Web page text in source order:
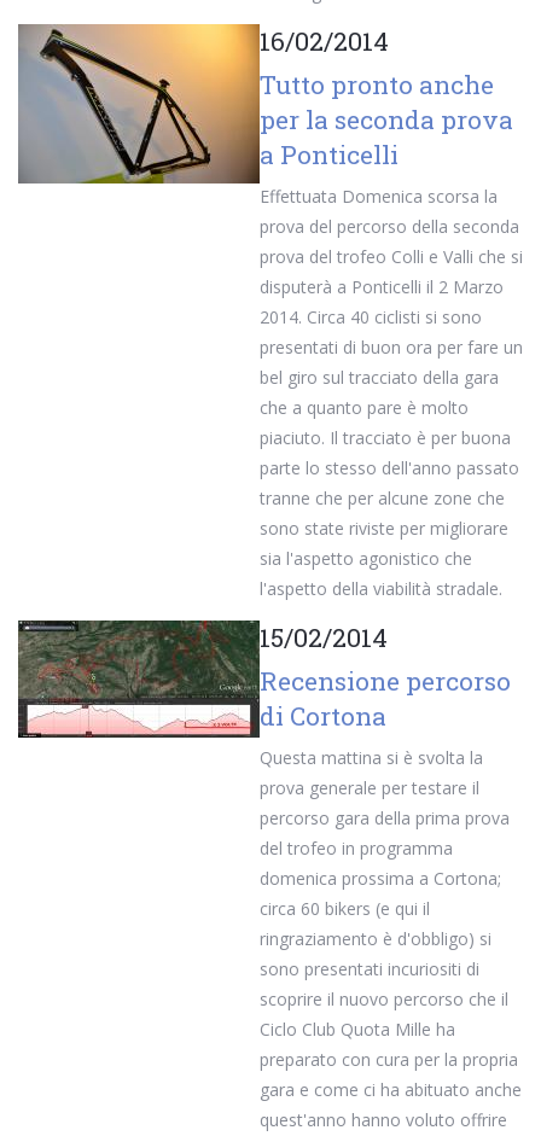
16/02/2014
Tutto pronto anche
per la seconda prova
a Ponticelli
Effettuata Domenica scorsa la
prova del percorso della seconda
prova del trofeo Colli e Valli che si
disputerà a Ponticelli il 2 Marzo
2014. Circa 40 ciclisti si sono
presentati di buon ora per fare un
bel giro sul tracciato della gara
che a quanto pare è molto
piaciuto. Il tracciato è per buona
parte lo stesso dell'anno passato
tranne che per alcune zone che
sono state riviste per migliorare
sia l'aspetto agonistico che
l'aspetto della viabilità stradale.
15/02/2014
Recensione percorso
di Cortona
Questa mattina si è svolta la
prova generale per testare il
percorso gara della prima prova
del trofeo in programma
domenica prossima a Cortona;
circa 60 bikers (e qui il
ringraziamento è d'obbligo) si
sono presentati incuriositi di
scoprire il nuovo percorso che il
Ciclo Club Quota Mille ha
preparato con cura per la propria
gara e come ci ha abituato anche
quest'anno hanno voluto offrire